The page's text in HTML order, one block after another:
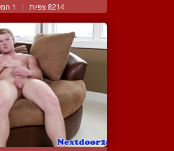
8214 צפיות | 1 המלצות